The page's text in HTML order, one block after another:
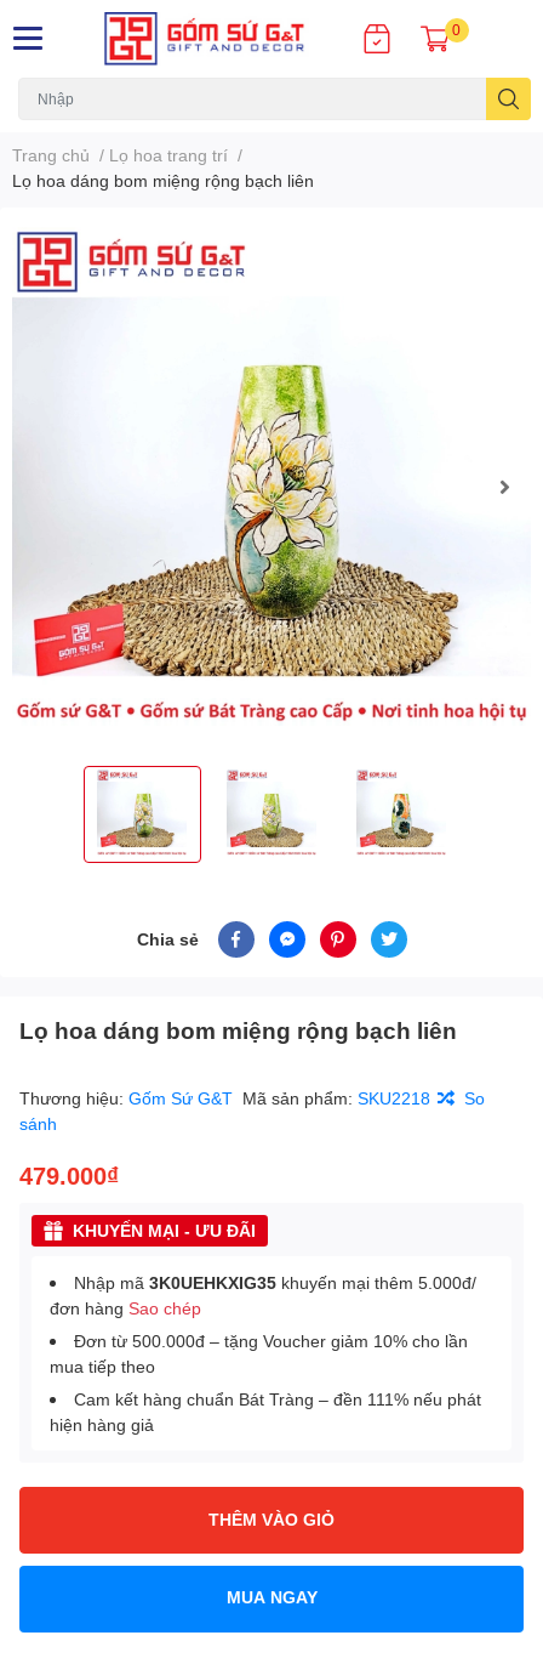
0
Trang chủ / Lọ hoa trang trí /
Lọ hoa dáng bom miệng rộng bạch liên
Chia sẻ
Lọ hoa dáng bom miệng rộng bạch liên
Thương hiệu: Gốm Sứ G&T Mã sản phẩm: SKU2218
So
sánh
479.000₫
KHUYẾN MẠI - ƯU ĐÃI
Nhập mã 3K0UEHKXIG35 khuyến mại thêm 5.000đ/
đơn hàng Sao chép
Đơn từ 500.000đ – tặng Voucher giảm 10% cho lần
mua tiếp theo
Cam kết hàng chuẩn Bát Tràng – đền 111% nếu phát
hiện hàng giả
THÊM VÀO GIỎ
MUA NGAY